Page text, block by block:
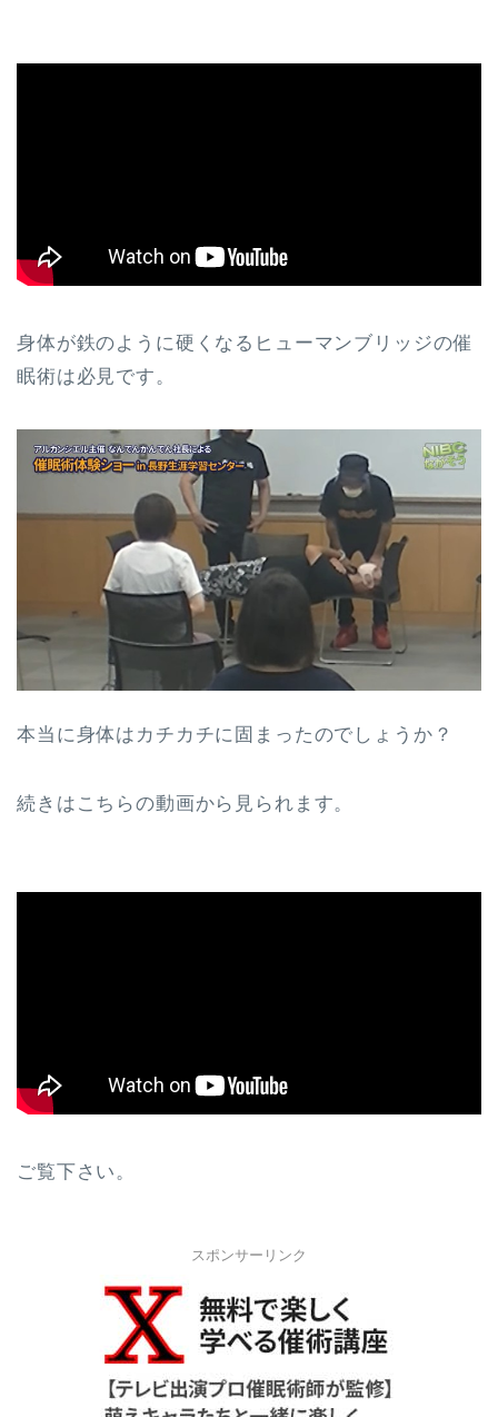
身体が鉄のように硬くなるヒューマンブリッジの催
眠術は必見です。
本当に身体はカチカチに固まったのでしょうか？
続きはこちらの動画から見られます。
ご覧下さい。
スポンサーリンク